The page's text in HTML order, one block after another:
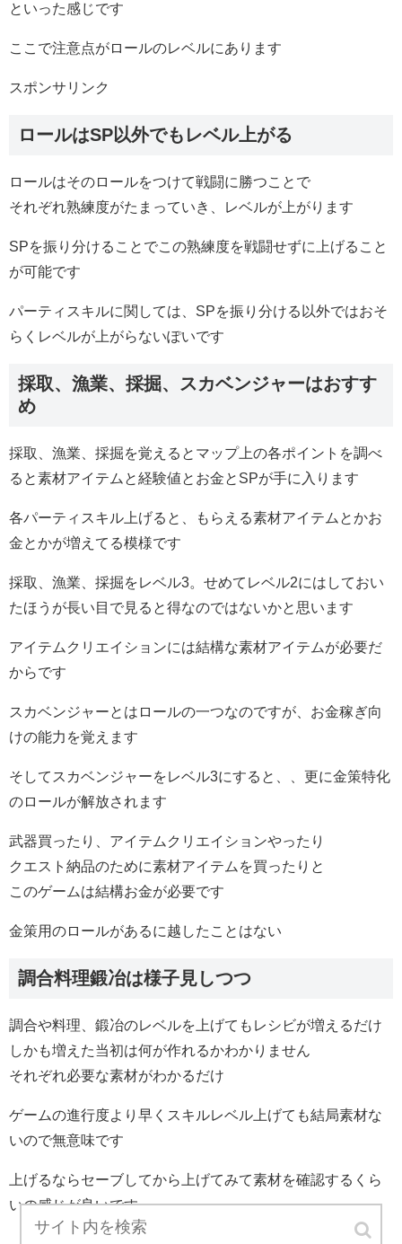
といった感じです
ここで注意点がロールのレベルにあります
スポンサリンク
ロールはSP以外でもレベル上がる
ロールはそのロールをつけて戦闘に勝つことで
それぞれ熟練度がたまっていき、レベルが上がります
SPを振り分けることでこの熟練度を戦闘せずに上げること
が可能です
パーティスキルに関しては、SPを振り分ける以外ではおそ
らくレベルが上がらないぽいです
採取、漁業、採掘、スカベンジャーはおすす
め
採取、漁業、採掘を覚えるとマップ上の各ポイントを調べ
ると素材アイテムと経験値とお金とSPが手に入ります
各パーティスキル上げると、もらえる素材アイテムとかお
金とかが増えてる模様です
採取、漁業、採掘をレベル3。せめてレベル2にはしておい
たほうが長い目で見ると得なのではないかと思います
アイテムクリエイションには結構な素材アイテムが必要だ
からです
スカベンジャーとはロールの一つなのですが、お金稼ぎ向
けの能力を覚えます
そしてスカベンジャーをレベル3にすると、、更に金策特化
のロールが解放されます
武器買ったり、アイテムクリエイションやったり
クエスト納品のために素材アイテムを買ったりと
このゲームは結構お金が必要です
金策用のロールがあるに越したことはない
調合料理鍛冶は様子見しつつ
調合や料理、鍛冶のレベルを上げてもレシビが増えるだけ
しかも増えた当初は何が作れるかわかりません
それぞれ必要な素材がわかるだけ
ゲームの進行度より早くスキルレベル上げても結局素材な
いので無意味です
上げるならセーブしてから上げてみて素材を確認するくら
いの感じが良いです